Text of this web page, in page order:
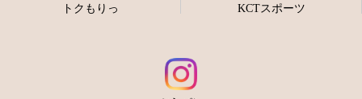
トクもりっ KCTスポーツ